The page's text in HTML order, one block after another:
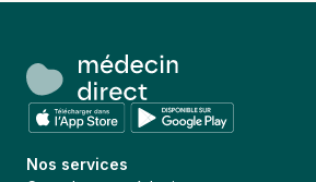
Nos services